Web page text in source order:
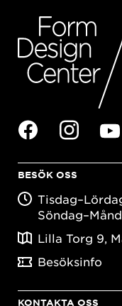
BESÖK OSS
Lilla Torg 9,
Besöksinfo
KONTAKTA OSS